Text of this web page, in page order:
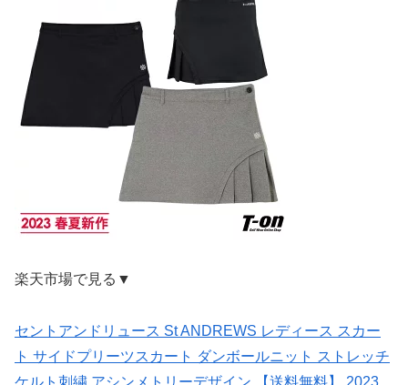
楽天市場で見る▼
セントアンドリュース St ANDREWS レディース スカー
ト サイドプリーツスカート ダンボールニット ストレッチ
ケルト刺繍 アシンメトリーデザイン 【送料無料】 2023